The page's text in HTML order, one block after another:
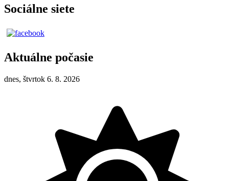
Sociálne siete
Aktuálne počasie
dnes, štvrtok 6. 8. 2026